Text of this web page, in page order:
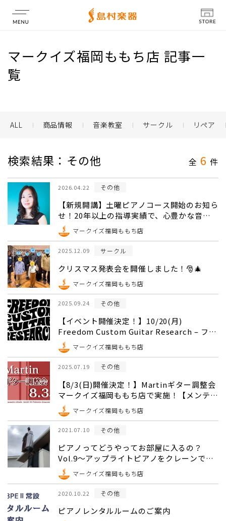
店舗情報
マークイズ福岡ももち店 記事一
覧
ALL 商品情報 音楽教室 サークル リペア
検索結果：その他 全 6 件
2026.04.22 その他
【新規開講】土曜ピアノコース開始のお知ら
せ！20年以上の指導実績で、心豊かな音楽
体験をお届けします♪
マークイズ福岡ももち店
2025.12.09 サークル
クリスマス発表会を開催しました！🎅🎄
マークイズ福岡ももち店
2025.09.24 その他
【イベント開催決定！】10/20(月)
Freedom Custom Guitar Research – フリ
ーダム トークショー・試奏会【島村楽器】
マークイズ福岡ももち店
2025.07.19 その他
【8/3(日)開催決定！】Martinギター調整会
マークイズ福岡ももち店で実施！【メンテナ
ンス】マークイズ福岡ももち店
2021.07.10 その他
ピアノってどうやってお部屋に入るの？
Vol.9～アップライトピアノをクレーンで吊
り上げ2階に納品編～
マークイズ福岡ももち店
2020.10.22 その他
ピアノレンタルルームのご案内